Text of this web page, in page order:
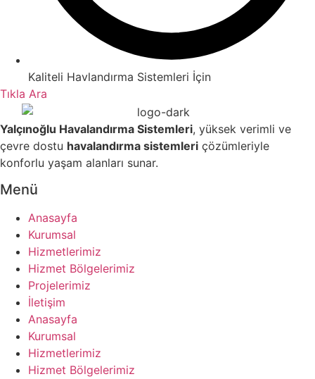
Kaliteli Havlandırma Sistemleri İçin
Tıkla Ara
Yalçınoğlu Havalandırma Sistemleri, yüksek verimli ve
çevre dostu havalandırma sistemleri çözümleriyle
konforlu yaşam alanları sunar.
Menü
Anasayfa
Kurumsal
Hizmetlerimiz
Hizmet Bölgelerimiz
Projelerimiz
İletişim
Anasayfa
Kurumsal
Hizmetlerimiz
Hizmet Bölgelerimiz